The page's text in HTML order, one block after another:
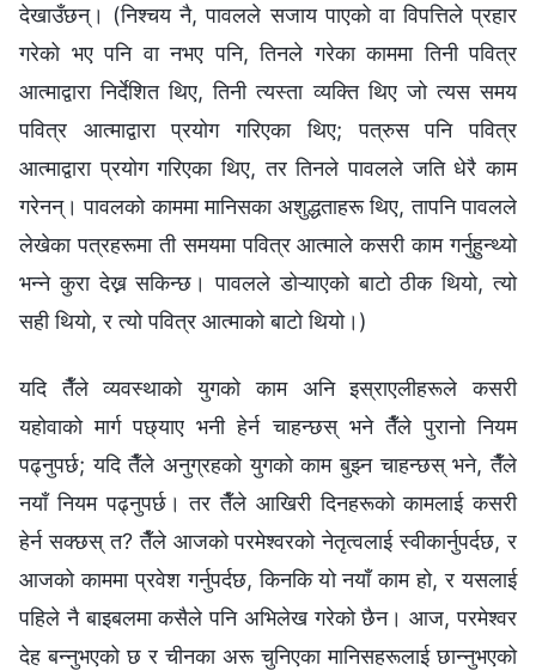
देखाउँछन्। (निश्‍चय नै, पावलले सजाय पाएको वा विपत्तिले प्रहार
गरेको भए पनि वा नभए पनि, तिनले गरेका काममा तिनी पवित्र
आत्माद्वारा निर्देशित थिए, तिनी त्यस्ता व्यक्ति थिए जो त्यस समय
पवित्र आत्माद्वारा प्रयोग गरिएका थिए; पत्रुस पनि पवित्र
आत्माद्वारा प्रयोग गरिएका थिए, तर तिनले पावलले जति धेरै काम
गरेनन्। पावलको काममा मानिसका अशुद्धताहरू थिए, तापनि पावलले
लेखेका पत्रहरूमा ती समयमा पवित्र आत्माले कसरी काम गर्नुहुन्थ्यो
भन्‍ने कुरा देख्न सकिन्छ। पावलले डोऱ्याएको बाटो ठीक थियो, त्यो
सही थियो, र त्यो पवित्र आत्माको बाटो थियो।)
यदि तैँले व्यवस्थाको युगको काम अनि इस्राएलीहरूले कसरी
यहोवाको मार्ग पछ्याए भनी हेर्न चाहन्छस् भने तैँले पुरानो नियम
पढ्नुपर्छ; यदि तैँले अनुग्रहको युगको काम बुझ्न चाहन्छस् भने, तैँले
नयाँ नियम पढ्नुपर्छ। तर तैँले आखिरी दिनहरूको कामलाई कसरी
हेर्न सक्छस् त? तैँले आजको परमेश्‍वरको नेतृत्वलाई स्वीकार्नुपर्दछ, र
आजको काममा प्रवेश गर्नुपर्दछ, किनकि यो नयाँ काम हो, र यसलाई
पहिले नै बाइबलमा कसैले पनि अभिलेख गरेको छैन। आज, परमेश्‍वर
देह बन्नुभएको छ र चीनका अरू चुनिएका मानिसहरूलाई छान्नुभएको